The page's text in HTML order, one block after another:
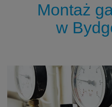
Montaż
w